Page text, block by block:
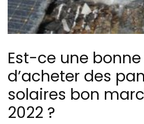
Est-ce une
d’acheter des
solaires bon
2022 ?